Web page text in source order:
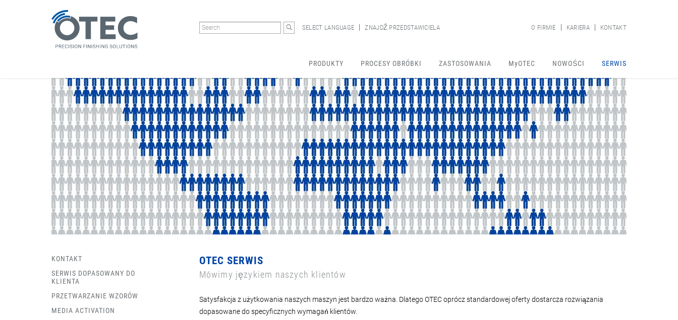
SELECT LANGUAGE ZNAJDŹ PRZEDSTAWICIELA O FIRMIE KARIERA KONTAKT
PRODUKTY PROCESY OBRÓBKI ZASTOSOWANIA MyOTEC NOWOŚCI SERWIS
KONTAKT
SERWIS DOPASOWANY DO
KLIENTA
PRZETWARZANIE WZORÓW
MEDIA ACTIVATION
OTEC SERWIS
Mówimy językiem naszych klientów
Satysfakcja z użytkowania naszych maszyn jest bardzo ważna. Dlatego OTEC oprócz standardowej oferty dostarcza rozwiązania
dopasowane do specyficznych wymagań klientów.